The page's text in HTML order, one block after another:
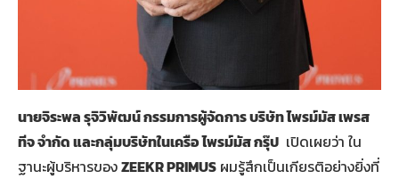
นายจิระพล รุจิวิพัฒน์ กรรมการผู้จัดการ บริษัท ไพรม์มัส เพรส
ทีจ จำกัด และกลุ่มบริษัทในเครือ ไพรม์มัส กรุ๊ป เปิดเผยว่า ใน
ฐานะผู้บริหารของZEEKR PRIMUS ผมรู้สึกเป็นเกียรติอย่างยิ่งที่